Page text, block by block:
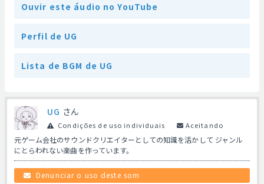
Ouvir este áudio no YouTube
Perfil de UG
Lista de BGM de UG
UG さん
Condições de uso individuais Aceitando
元ゲーム会社のサウンドクリエイターとしての知識を活かして ジャンル
にとらわれない楽曲を作っています。
Denunciar o uso deste som